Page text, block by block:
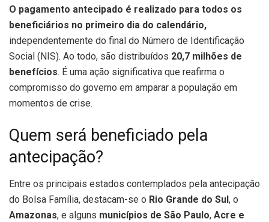
O pagamento antecipado é realizado para todos os
beneficiários no primeiro dia do calendário,
independentemente do final do Número de Identificação
Social (NIS). Ao todo, são distribuídos 20,7 milhões de
benefícios. É uma ação significativa que reafirma o
compromisso do governo em amparar a população em
momentos de crise.
Quem será beneficiado pela
antecipação?
Entre os principais estados contemplados pela antecipação
do Bolsa Família, destacam-se o Rio Grande do Sul, o
Amazonas, e alguns municípios de São Paulo, Acre e